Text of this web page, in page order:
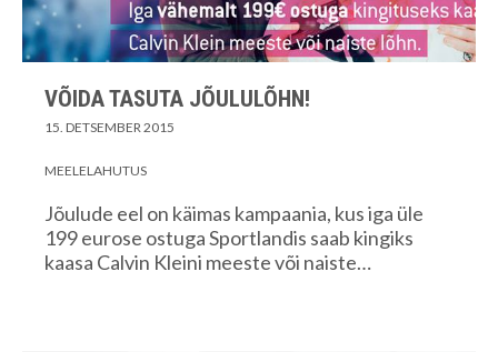
VÕIDA TASUTA JÕULULÕHN!
15. DETSEMBER 2015
MEELELAHUTUS
Jõulude eel on käimas kampaania, kus iga üle
199 eurose ostuga Sportlandis saab kingiks
kaasa Calvin Kleini meeste või naiste…